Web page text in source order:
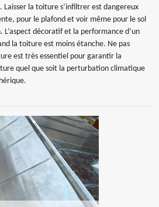
Laisser la toiture s’infiltrer est dangereux
pour le plafond et voir même pour le sol
L’aspect décoratif et la performance d’un
la toiture est moins étanche. Ne pas
est très essentiel pour garantir la
quel que soit la perturbation climatique